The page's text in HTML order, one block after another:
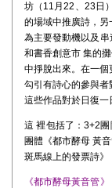
坊（11月22、23日
的場域中推廣詩，
為主要發動機以及
和書香創意市 集的
中掙脫出來。在一
勾引有詩心的參與
這些作品對於日復一
這 裡包括了：3+2
團體《都市酵母 黃
斑馬線上的發票詩》
《都市酵母黃音管